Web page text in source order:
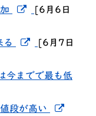
新しいウィン
[6月6日
る
新しいウィ
[6月7日
今までで最も低
リンクを開く
段が高い